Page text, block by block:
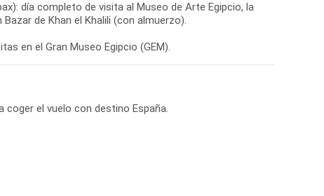
día completo de visita al Museo de Arte Egipcio, la
de Khan el Khalili (con almuerzo).
en el Gran Museo Egipcio (GEM).
el vuelo con destino España.